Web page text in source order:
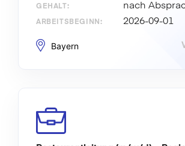
GEHALT: nach
ARBEITSBEGINN: 2026-09-01
Bayern